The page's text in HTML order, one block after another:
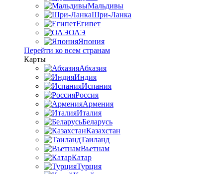
Мальдивы
Шри-Ланка
Египет
ОАЭ
Япония
Перейти ко всем странам
Карты
Абхазия
Индия
Испания
Россия
Армения
Италия
Беларусь
Казахстан
Таиланд
Вьетнам
Катар
Турция